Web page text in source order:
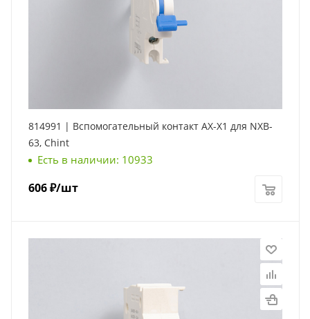
814991 | Вспомогательный контакт AX-X1 для NXB-
63, Chint
Есть в наличии: 10933
606₽/шт